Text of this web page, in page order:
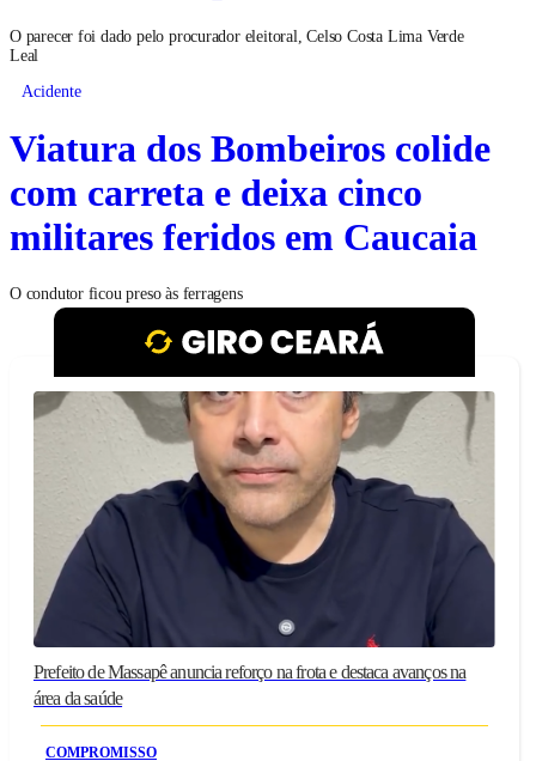
O parecer foi dado pelo procurador eleitoral, Celso Costa Lima Verde
Leal
Acidente
Viatura dos Bombeiros colide
com carreta e deixa cinco
militares feridos em Caucaia
O condutor ficou preso às ferragens
Prefeito de Massapê anuncia reforço na frota e destaca avanços na
área da saúde
COMPROMISSO